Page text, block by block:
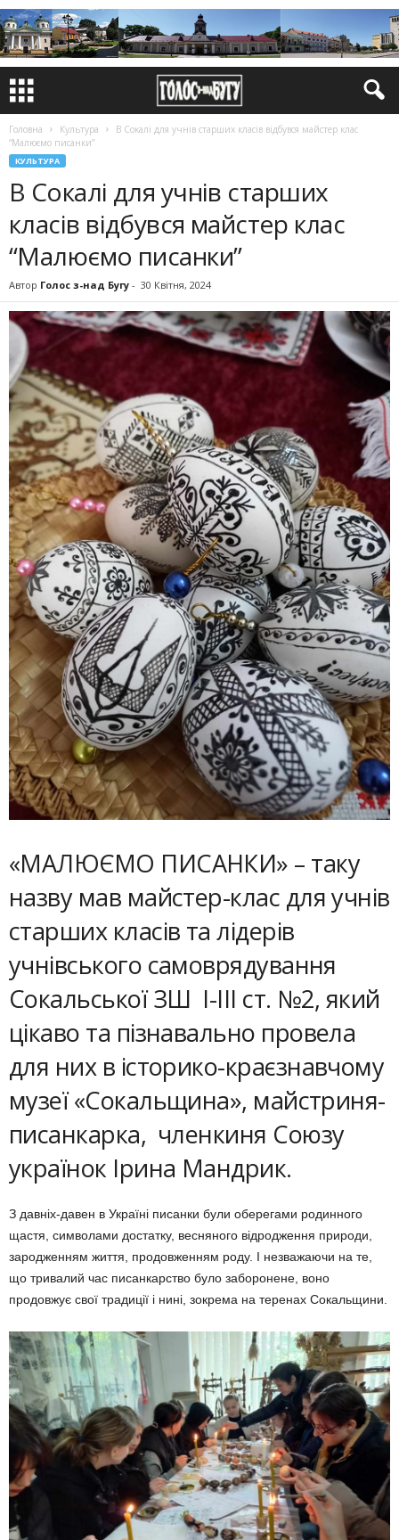
Головна Культура
В Сокалі для учнів старших класів відбувся майстер клас
“Малюємо писанки”
КУЛЬТУРА
В Сокалі для учнів старших
класів відбувся майстер клас
“Малюємо писанки”
Автор Голос з-над Бугу - 30 Квітня, 2024
«МАЛЮЄМО ПИСАНКИ» – таку
назву мав майстер-клас для учнів
старших класів та лідерів
учнівського самоврядування
Сокальської ЗШ І-ІІІ ст. №2, який
цікаво та пізнавально провела
для них в історико-краєзнавчому
музеї «Сокальщина», майстриня-
писанкарка, членкиня Союзу
українок Ірина Мандрик.
З давніх-давен в Україні писанки були оберегами родинного
щастя, символами достатку, весняного відродження природи,
зародженням життя, продовженням роду. І незважаючи на те,
що тривалий час писанкарство було заборонене, воно
продовжує свої традиції і нині, зокрема на теренах Сокальщини.